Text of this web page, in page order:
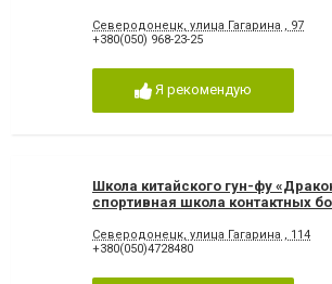
Северодонецк, улица Гагарина , 97
+380(050) 968-23-25
Я рекомендую
Школа китайского гун-фу
спортивная школа контактных
Северодонецк, улица Гагарина , 114
+380(050)4728480